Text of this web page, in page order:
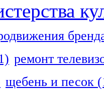
ремонт
щебень и песок